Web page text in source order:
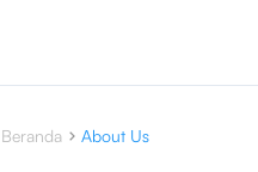
Beranda About Us